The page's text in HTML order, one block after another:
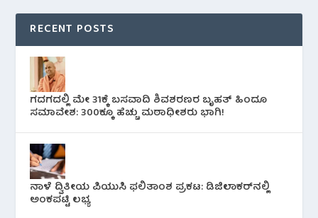
RECENT POSTS
ಗದಗದಲ್ಲಿ ಮೇ 31ಕ್ಕೆ ಬಸವಾದಿ ಶಿವಶರಣರ ಬೃಹತ್ ಹಿಂದೂ
ಸಮಾವೇಶ: 300ಕ್ಕೂ ಹೆಚ್ಚು ಮಠಾಧೀಶರು ಭಾಗಿ!
ನಾಳೆ ದ್ವಿತೀಯ ಪಿಯುಸಿ ಫಲಿತಾಂಶ ಪ್ರಕಟ: ಡಿಜಿಲಾಕರ್‌ನಲ್ಲಿ
ಅಂಕಪಟ್ಟಿ ಲಭ್ಯ